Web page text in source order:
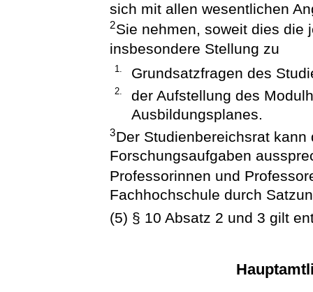
sich mit allen wesentlichen
2Sie nehmen, soweit dies die
insbesondere Stellung zu
1. Grundsatzfragen des
2.
der Aufstellung des
Ausbildungsplanes.
3Der Studienbereichsrat
Forschungsaufgaben
Professorinnen und
Fachhochschule durch
(5) § 10 Absatz 2 und 3 gilt